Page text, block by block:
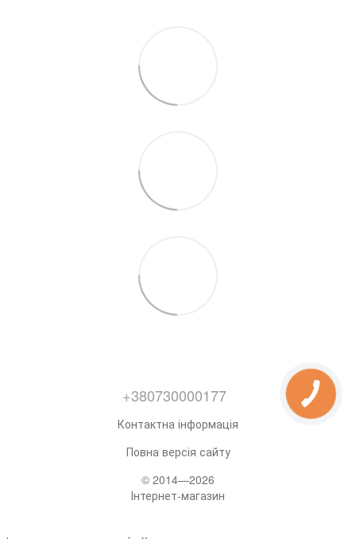
+380730000177
Контактна інформація
Повна версія сайту
© 2014—2026
Інтернет-магазин